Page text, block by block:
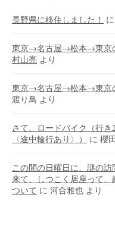
長野県に移住しました！ に
東京→名古屋→松本→東京
村山亮 より
東京→名古屋→松本→東京
渡り鳥 より
さて、ロードバイク（行
〈途中輪行あり〉）
に 櫻田
この間の日曜日に、謎の
来て、しつこく居座って
ついて に 河合雅也 より